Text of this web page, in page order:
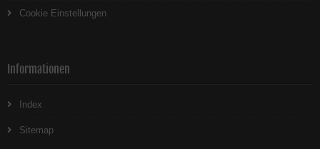
Cookie Einstellungen
Informationen
Index
Sitemap